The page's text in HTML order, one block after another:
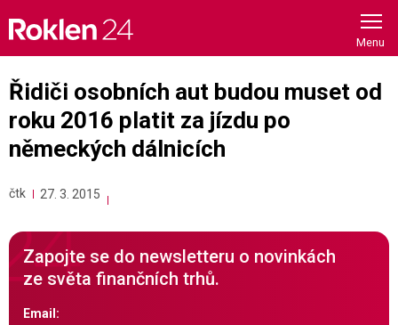
content
Řidiči osobních aut budou muset od
roku 2016 platit za jízdu po
německých dálnicích
čtk 27. 3. 2015
Zapojte se do newsletteru o novinkách
ze světa finančních trhů.
Email: